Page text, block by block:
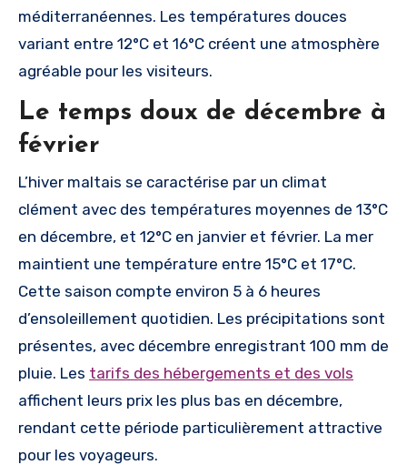
méditerranéennes. Les températures douces
variant entre 12°C et 16°C créent une atmosphère
agréable pour les visiteurs.
Le temps doux de décembre à
février
L’hiver maltais se caractérise par un climat
clément avec des températures moyennes de 13°C
en décembre, et 12°C en janvier et février. La mer
maintient une température entre 15°C et 17°C.
Cette saison compte environ 5 à 6 heures
d’ensoleillement quotidien. Les précipitations sont
présentes, avec décembre enregistrant 100 mm de
pluie. Les tarifs des hébergements et des vols
affichent leurs prix les plus bas en décembre,
rendant cette période particulièrement attractive
pour les voyageurs.